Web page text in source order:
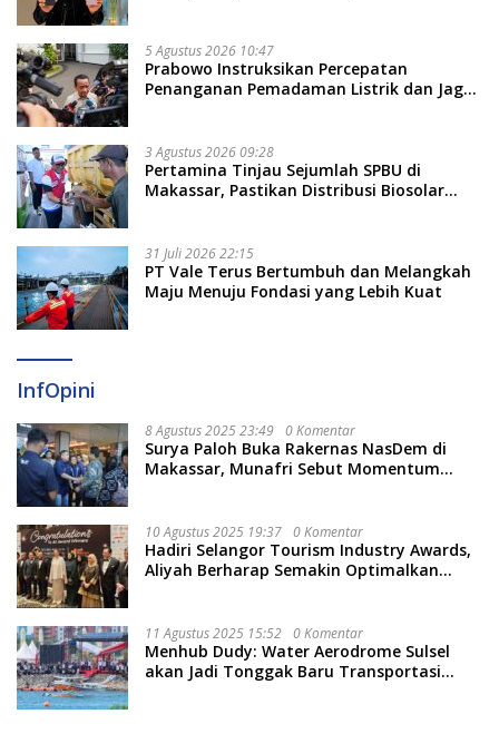
5 Agustus 2026 10:47
Prabowo Instruksikan Percepatan
Penanganan Pemadaman Listrik dan Jaga
3 Agustus 2026 09:28
Pertamina Tinjau Sejumlah SPBU di
Makassar, Pastikan Distribusi Biosolar
31 Juli 2026 22:15
PT Vale Terus Bertumbuh dan Melangkah
Maju Menuju Fondasi yang Lebih Kuat
InfOpini
8 Agustus 2025 23:49 0 Komentar
Surya Paloh Buka Rakernas NasDem di
Makassar, Munafri Sebut Momentum
10 Agustus 2025 19:37 0 Komentar
Hadiri Selangor Tourism Industry Awards,
Aliyah Berharap Semakin Optimalkan
11 Agustus 2025 15:52 0 Komentar
Menhub Dudy: Water Aerodrome Sulsel
akan Jadi Tonggak Baru Transportasi